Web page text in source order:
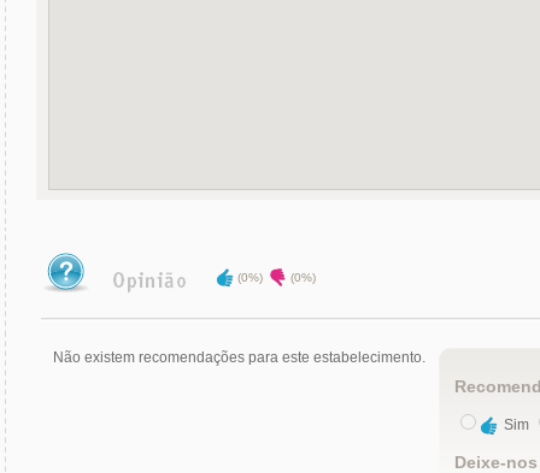
(0%) (0%)
Não existem recomendações para este estabelecimento.
Sim
Deixe-